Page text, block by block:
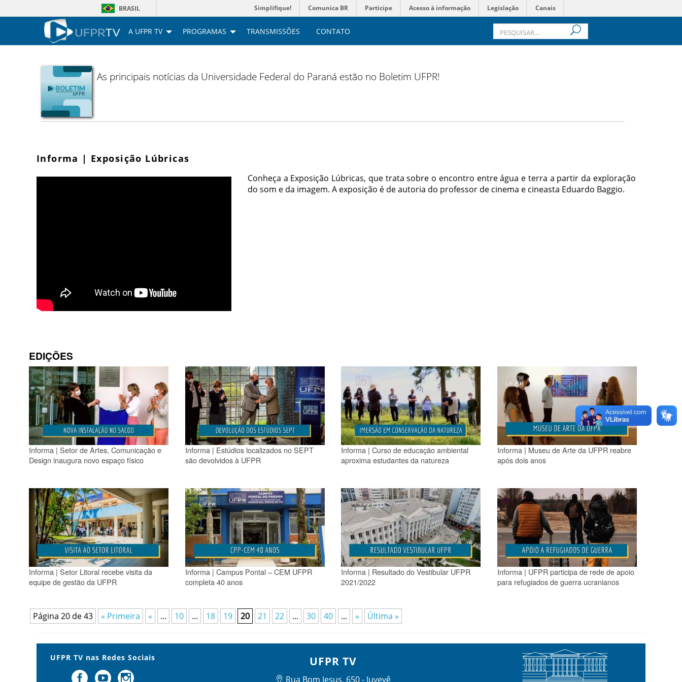
BRASIL Simplifique! Comunica BR Participe Acesso à informação Legislação Canais
A UFPR TV PROGRAMAS TRANSMISSÕES CONTATO
As principais notícias da Universidade Federal do Paraná estão no Boletim UFPR!
Informa | Exposição Lúbricas
Conheça a Exposição Lúbricas, que trata sobre o encontro entre água e terra a partir da exploração
do som e da imagem. A exposição é de autoria do professor de cinema e cineasta Eduardo Baggio.
EDIÇÕES
Informa | Setor de Artes, Comunicação e
Design inaugura novo espaço físico
Informa | Estúdios localizados no SEPT
são devolvidos à UFPR
Informa | Curso de educação ambiental
aproxima estudantes da natureza
Informa | Museu de Arte da UFPR reabre
após dois anos
Informa | Setor Litoral recebe visita da
equipe de gestão da UFPR
Informa | Campus Pontal – CEM UFPR
completa 40 anos
Informa | Resultado do Vestibular UFPR
2021/2022
Informa | UFPR participa de rede de apoio
para refugiados de guerra ucranianos
Página 20 de 43 « Primeira « ... 10 ... 18 19 20 21 22 ... 30 40 ... » Última »
UFPR TV nas Redes Sociais UFPR TV
Rua Bom Jesus, 650 - Juvevê